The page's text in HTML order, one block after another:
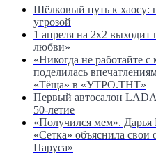
Шёлковый путь к хаосу:
угрозой
1 апреля на 2х2
любви»
«Никогда не работайте
поделилась
«Тëща» в «УТРО.ТНТ»
Первый автосалон LADA
50-летие
«Получился мем».
«Сетка» объяснила
Паруса»